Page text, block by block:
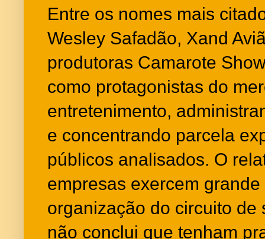
Entre os nomes mais
Wesley Safadão, Xand
produtoras Camarote
como protagonistas do
entretenimento,
e concentrando parcela
públicos analisados. O
empresas exercem
organização do circuito de
não conclui que tenham